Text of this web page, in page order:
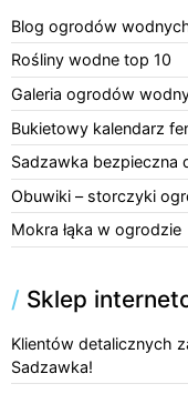
Blog ogrodów
Rośliny wodne top 10
Galeria ogrodów
Bukietowy kalendarz
Sadzawka bezpieczna
Obuwiki – storczyki
Mokra łąka w ogrodzie
/ Sklep
Klientów detalicznych
Sadzawka!